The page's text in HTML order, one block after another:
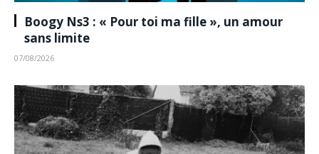
Boogy Ns3 : « Pour toi ma fille », un amour
sans limite
07/08/2026